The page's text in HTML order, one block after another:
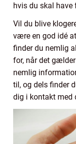
hvis du skal have
Vil du blive
være en god idé
finder du nemlig
for, når det
nemlig
til, og dels finder
dig i kontakt med